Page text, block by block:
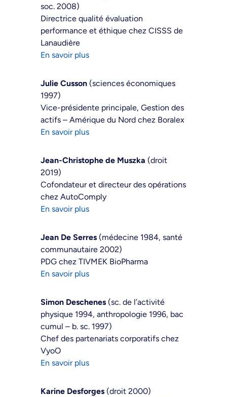
soc. 2008)
Directrice qualité évaluation
performance et éthique chez CISSS de
Lanaudière
En savoir plus
Julie Cusson (sciences économiques
1997)
Vice-présidente principale, Gestion des
actifs – Amérique du Nord chez Boralex
En savoir plus
Jean-Christophe de Muszka (droit
2019)
Cofondateur et directeur des opérations
chez AutoComply
En savoir plus
Jean De Serres (médecine 1984, santé
communautaire 2002)
PDG chez TIVMEK BioPharma
En savoir plus
Simon Deschenes (sc. de l’activité
physique 1994, anthropologie 1996, bac
cumul – b. sc. 1997)
Chef des partenariats corporatifs chez
VyoO
En savoir plus
Karine Desforges (droit 2000)